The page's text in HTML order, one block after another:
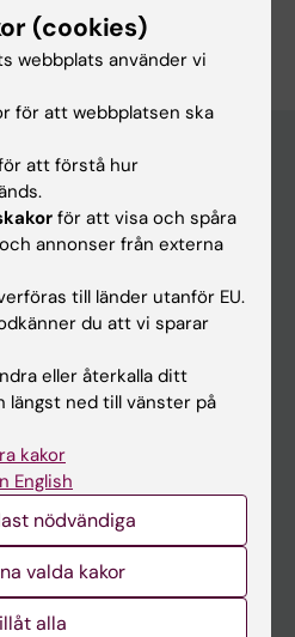
(cookies)
webbplats använder vi
för att webbplatsen ska
att förstå hur
för att visa och spåra
annonser från externa
till länder utanför EU.
du att vi sparar
eller återkalla ditt
längst ned till vänster på
kakor
English
nödvändiga
valda kakor
alla